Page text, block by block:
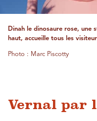
Dinah le dinosaure rose, une
haut, accueille tous les
Photo : Marc Piscotty
Vernal par